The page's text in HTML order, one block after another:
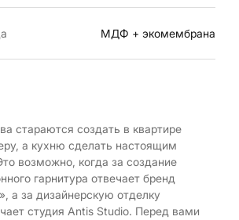
МДФ + экомембрана
стараются создать в квартире
а кухню сделать настоящим
возможно, когда за создание
гарнитура отвечает бренд
а за дизайнерскую отделку
студия Antis Studio. Перед вами